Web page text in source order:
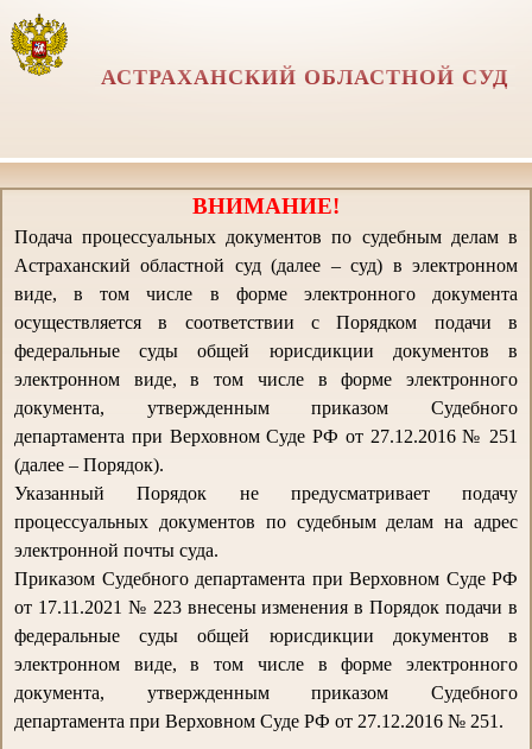
АСТРАХАНСКИЙ ОБЛАСТНОЙ СУД
ВНИМАНИЕ!
Подача процессуальных документов по судебным делам в
Астраханский областной суд (далее – суд) в электронном
виде, в том числе в форме электронного документа
осуществляется в соответствии с Порядком подачи в
федеральные суды общей юрисдикции документов в
электронном виде, в том числе в форме электронного
документа, утвержденным приказом Судебного
департамента при Верховном Суде РФ от 27.12.2016 № 251
(далее – Порядок).
Указанный Порядок не предусматривает подачу
процессуальных документов по судебным делам на адрес
электронной почты суда.
Приказом Судебного департамента при Верховном Суде РФ
от 17.11.2021 № 223 внесены изменения в Порядок подачи в
федеральные суды общей юрисдикции документов в
электронном виде, в том числе в форме электронного
документа, утвержденным приказом Судебного
департамента при Верховном Суде РФ от 27.12.2016 № 251.